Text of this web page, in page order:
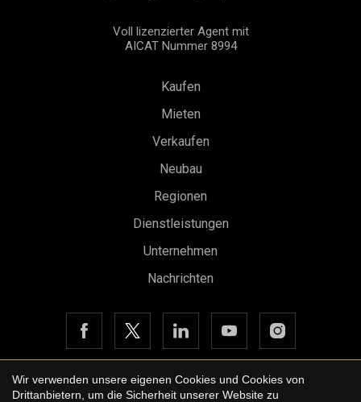
Voll lizenzierter Agent mit
AICAT Nummer 8994
Kaufen
Mieten
Verkaufen
Neubau
Regionen
Dienstleistungen
Unternehmen
Nachrichten
Copyright © 2026 Urbane International Real Estate
Wir verwenden unsere eigenen Cookies und Cookies von
Drittanbietern, um die Sicherheit unserer Website zu
Konfiguration speichern